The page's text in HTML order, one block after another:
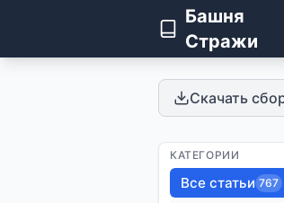
Башня
Стражи
Скачать
1927
КАТЕГОРИИ
Все статьи 767